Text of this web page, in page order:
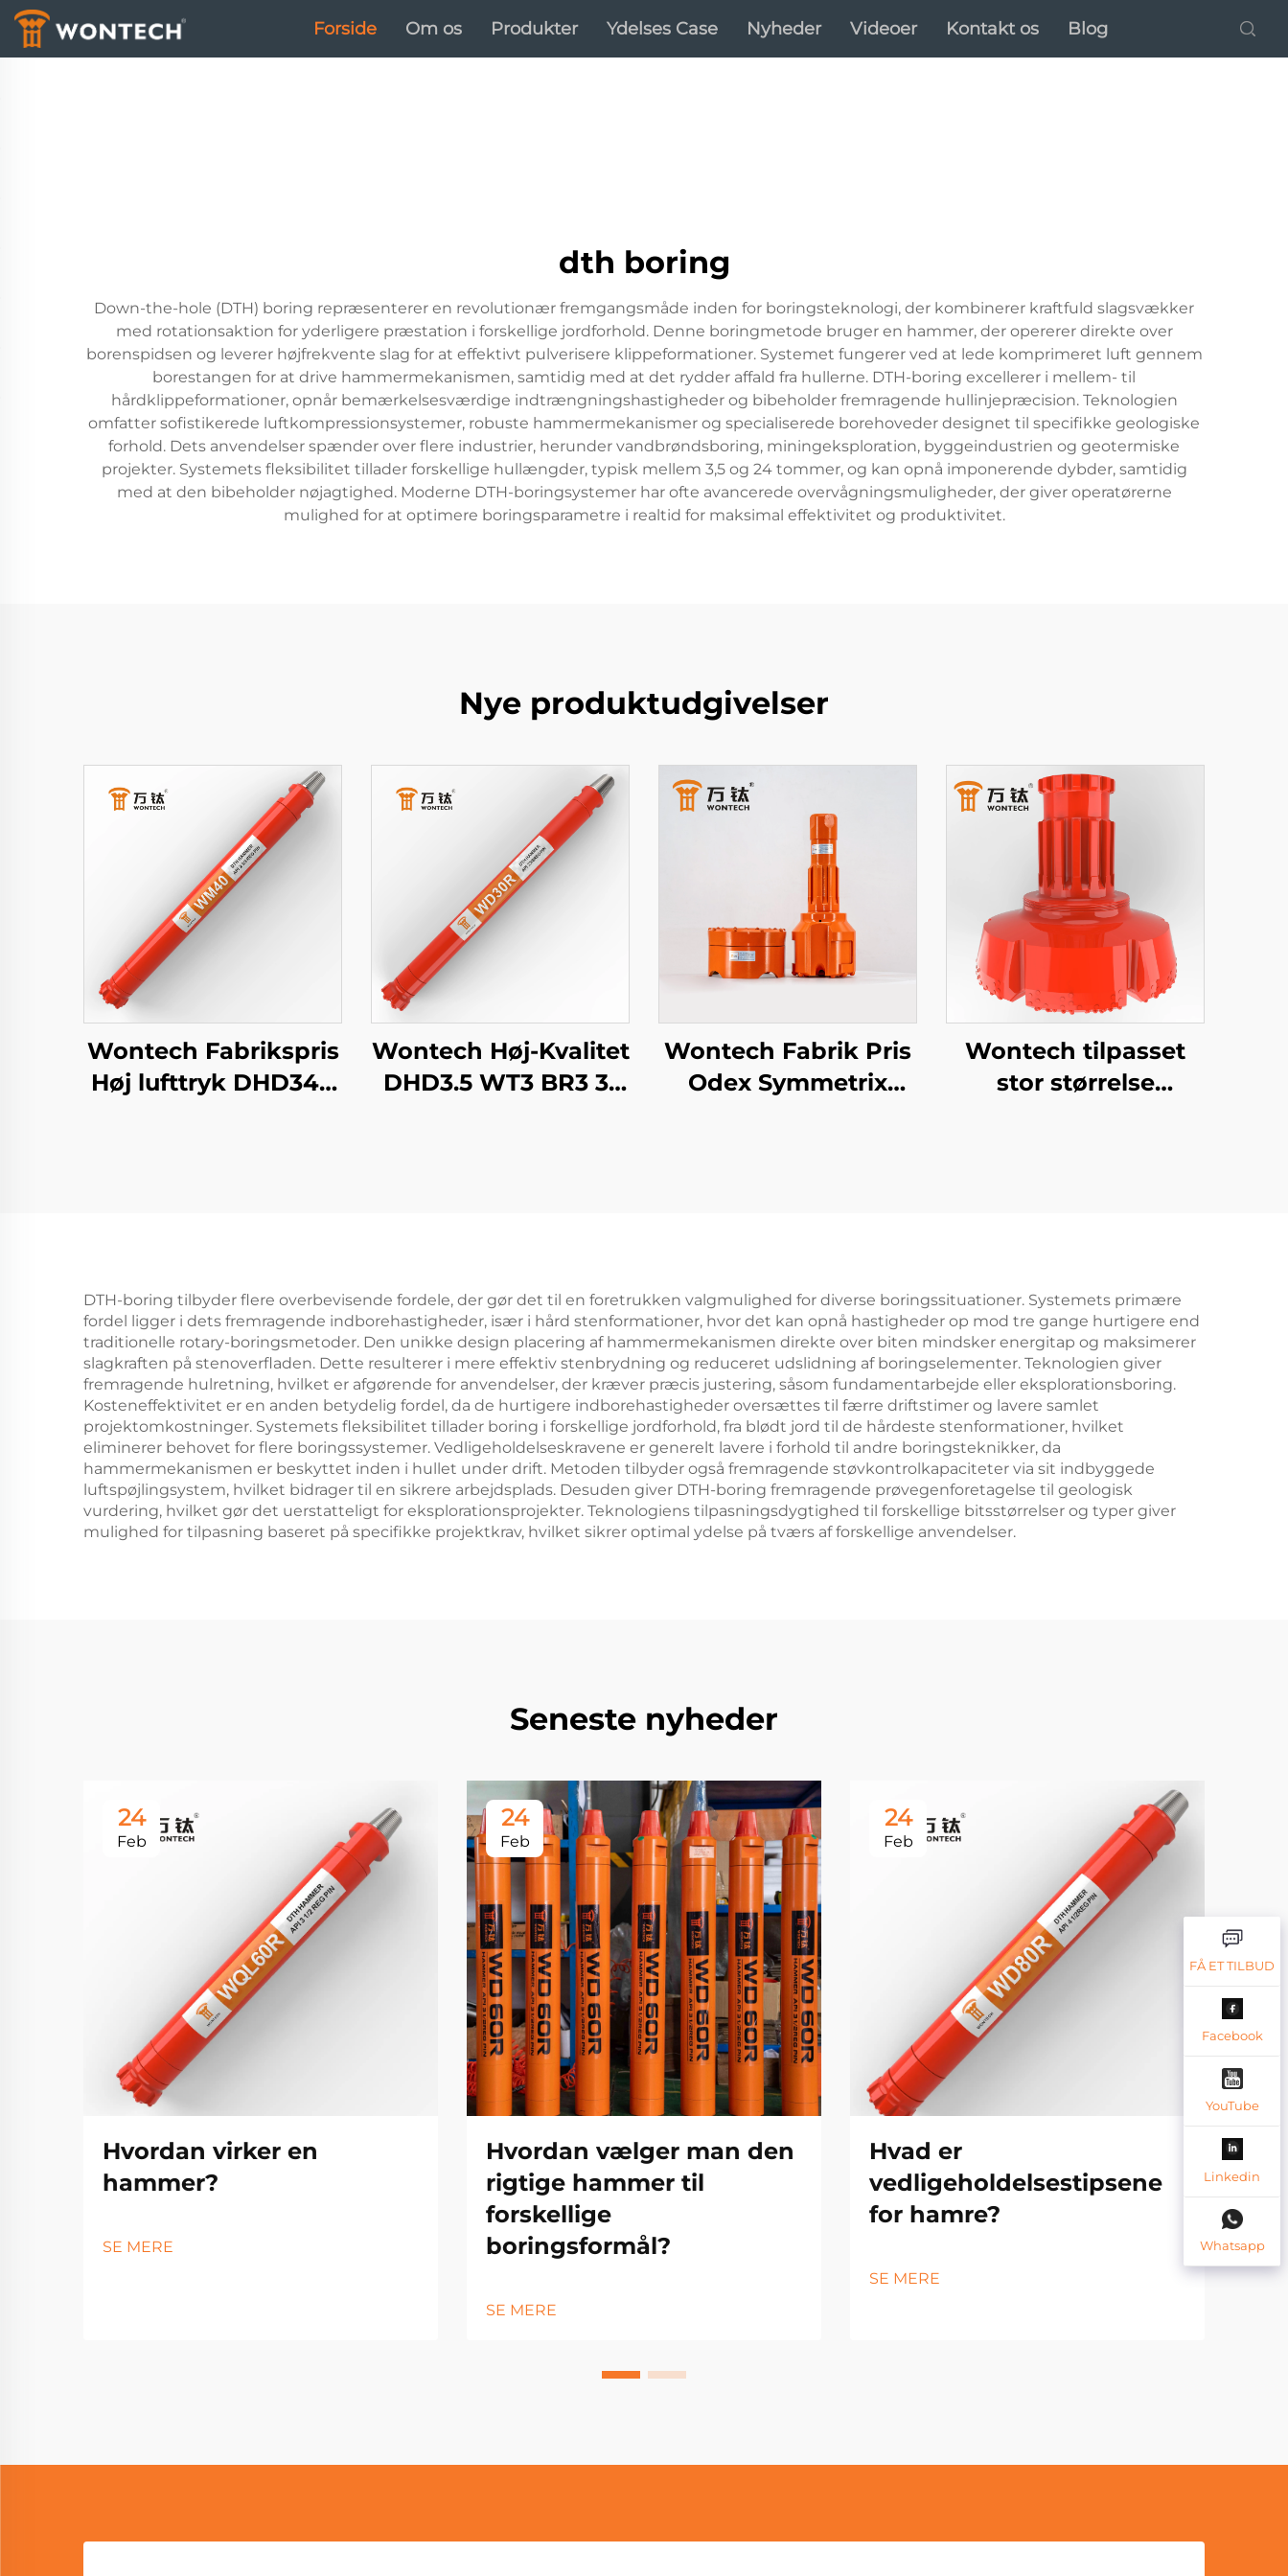
Forside Om os Produkter Ydelses Case Nyheder Videoer Kontakt os Blog
dth boring
Down-the-hole (DTH) boring repræsenterer en revolutionær fremgangsmåde inden for boringsteknologi, der kombinerer kraftfuld slagsvækker
med rotationsaktion for yderligere præstation i forskellige jordforhold. Denne boringmetode bruger en hammer, der opererer direkte over
borenspidsen og leverer højfrekvente slag for at effektivt pulverisere klippeformationer. Systemet fungerer ved at lede komprimeret luft gennem
borestangen for at drive hammermekanismen, samtidig med at det rydder affald fra hullerne. DTH-boring excellerer i mellem- til
hårdklippeformationer, opnår bemærkelsesværdige indtrængningshastigheder og bibeholder fremragende hullinjepræcision. Teknologien
omfatter sofistikerede luftkompressionsystemer, robuste hammermekanismer og specialiserede borehoveder designet til specifikke geologiske
forhold. Dets anvendelser spænder over flere industrier, herunder vandbrøndsboring, miningeksploration, byggeindustrien og geotermiske
projekter. Systemets fleksibilitet tillader forskellige hullængder, typisk mellem 3,5 og 24 tommer, og kan opnå imponerende dybder, samtidig
med at den bibeholder nøjagtighed. Moderne DTH-boringsystemer har ofte avancerede overvågningsmuligheder, der giver operatørerne
mulighed for at optimere boringsparametre i realtid for maksimal effektivitet og produktivitet.
Nye produktudgivelser
Wontech Fabrikspris
Høj lufttryk DHD340
Wontech Høj-Kvalitet
DHD3.5 WT3 BR3 3"
Wontech Fabrik Pris
Odex Symmetrix
Wontech tilpasset
stor størrelse
DTH-boring tilbyder flere overbevisende fordele, der gør det til en foretrukken valgmulighed for diverse boringssituationer. Systemets primære
fordel ligger i dets fremragende indborehastigheder, især i hård stenformationer, hvor det kan opnå hastigheder op mod tre gange hurtigere end
traditionelle rotary-boringsmetoder. Den unikke design placering af hammermekanismen direkte over biten mindsker energitap og maksimerer
slagkraften på stenoverfladen. Dette resulterer i mere effektiv stenbrydning og reduceret udslidning af boringselementer. Teknologien giver
fremragende hulretning, hvilket er afgørende for anvendelser, der kræver præcis justering, såsom fundamentarbejde eller eksplorationsboring.
Kosteneffektivitet er en anden betydelig fordel, da de hurtigere indborehastigheder oversættes til færre driftstimer og lavere samlet
projektomkostninger. Systemets fleksibilitet tillader boring i forskellige jordforhold, fra blødt jord til de hårdeste stenformationer, hvilket
eliminerer behovet for flere boringssystemer. Vedligeholdelseskravene er generelt lavere i forhold til andre boringsteknikker, da
hammermekanismen er beskyttet inden i hullet under drift. Metoden tilbyder også fremragende støvkontrolkapaciteter via sit indbyggede
luftspøjlingsystem, hvilket bidrager til en sikrere arbejdsplads. Desuden giver DTH-boring fremragende prøvegenforetagelse til geologisk
vurdering, hvilket gør det uerstatteligt for eksplorationsprojekter. Teknologiens tilpasningsdygtighed til forskellige bitsstørrelser og typer giver
mulighed for tilpasning baseret på specifikke projektkrav, hvilket sikrer optimal ydelse på tværs af forskellige anvendelser.
Seneste nyheder
24
Feb
Hvordan virker en
hammer?
SE MERE
24
Feb
Hvordan vælger man den
rigtige hammer til
forskellige
boringsformål?
SE MERE
24
Feb
Hvad er
vedligeholdelsestipsene
for hamre?
SE MERE SE
FÅ ET TILBUD
Facebook
YouTube
Linkedin
Whatsapp